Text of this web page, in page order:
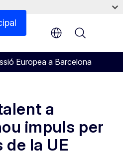
Europea a Barcelona
a
impuls per
de la UE